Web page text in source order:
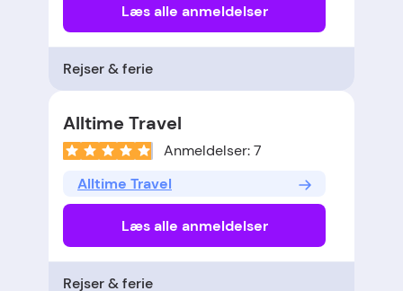
Læs alle anmeldelser
Rejser & ferie
Alltime Travel
Anmeldelser: 7
Alltime Travel
Læs alle anmeldelser
Rejser & ferie